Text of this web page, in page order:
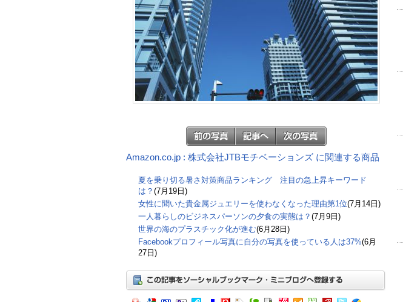
Amazon.co.jp : 株式会社JTBモチベーションズ に関連する商品
夏を乗り切る暑さ対策商品ランキング 注目の急上昇キーワード
は？ (7月19日)
女性に聞いた貴金属ジュエリーを使わなくなった理由第1位(7月14日)
一人暮らしのビジネスパーソンの夕食の実態は？ (7月9日)
世界の海のプラスチック化が進む(6月28日)
Facebookプロフィール写真に自分の写真を使っている人は37%(6月
27日)